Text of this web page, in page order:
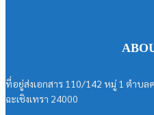
ที่อยู่ส่งเอกสาร 110/142 หมู่ 1 ตำบล
ฉะเชิงเทรา 24000